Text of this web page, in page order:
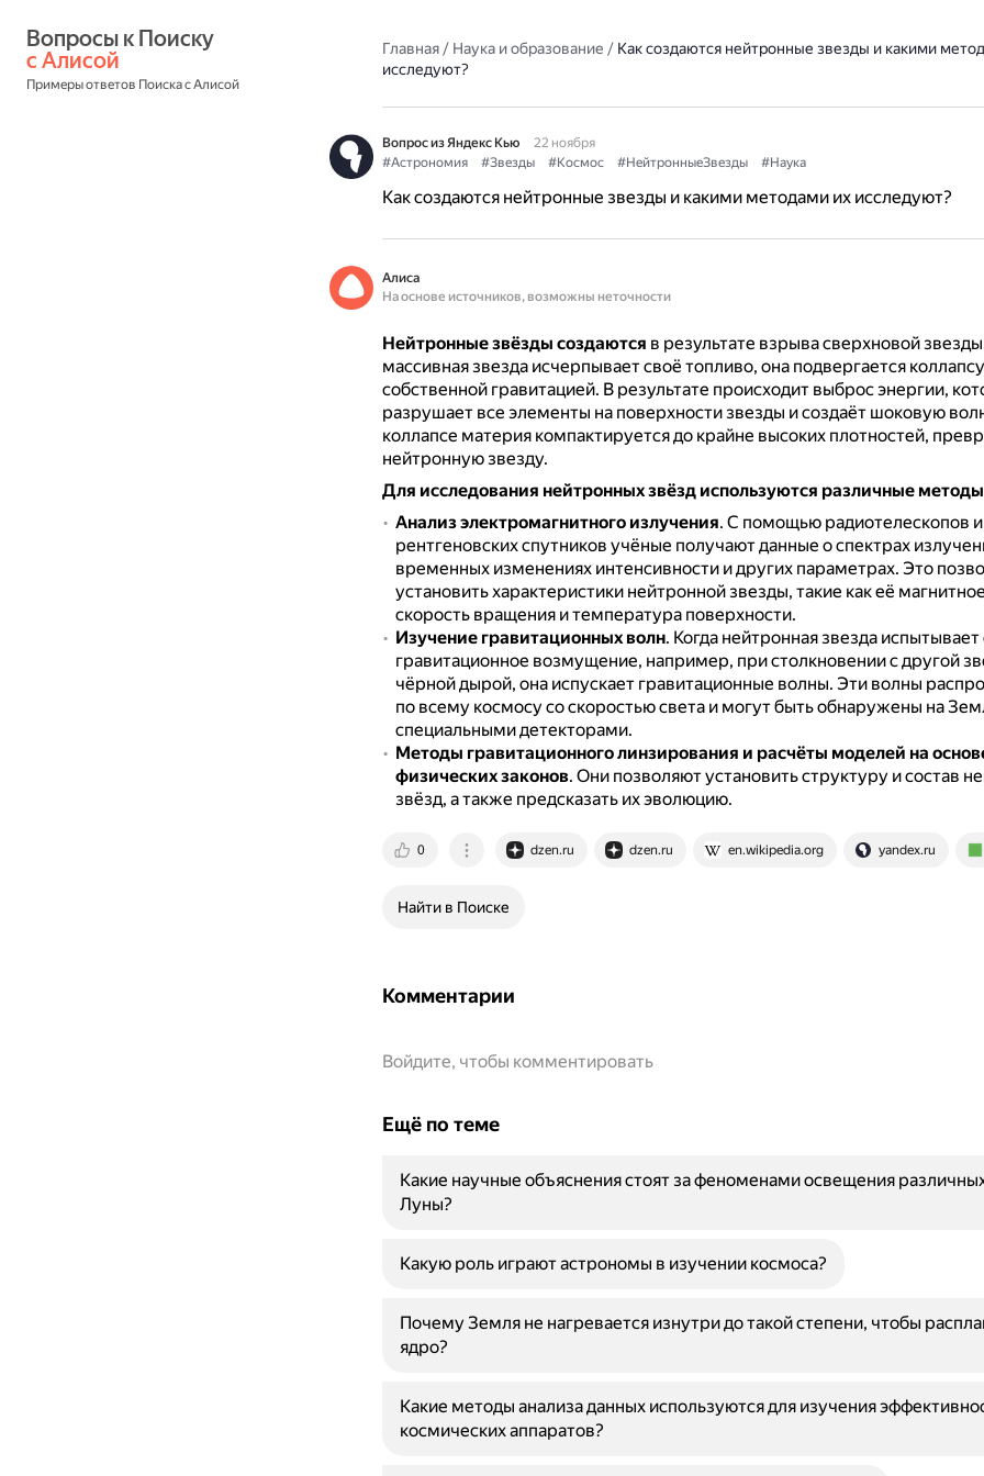
с Алисой
Примеры ответов Поиска с Алисой
Главная/ Наука и образование / Как создаются нейтронные звезды и какими
исследуют?
Вопрос из Яндекс Кью
22 ноября
#Астрономия
#Звезды #Космос #НейтронныеЗвезды #Наука
Как создаются нейтронные звезды и какими методами их исследуют?
Алиса
На основе источников, возможны неточности
Нейтронные звёзды создаются в результате взрыва сверхновой
массивная звезда исчерпывает своё топливо, она подвергается
собственной гравитацией. В результате происходит выброс энергии,
разрушает все элементы на поверхности звезды и создаёт шоковую
коллапсе материя компактируется до крайне высоких плотностей,
нейтронную звезду.
Для исследования нейтронных звёзд используются различные методы
Анализ электромагнитного излучения. С помощью радиотелескопов и
рентгеновских спутников учёные получают данные о спектрах
временных изменениях интенсивности и других параметрах. Это
установить характеристики нейтронной звезды, такие как её
скорость вращения и температура поверхности.
Изучение гравитационных волн. Когда нейтронная звезда испытывает
гравитационное возмущение, например, при столкновении с другой
чёрной дырой, она испускает гравитационные волны. Эти волны
по всему космосу со скоростью света и могут быть обнаружены на
специальными детекторами.
Методы гравитационного линзирования и расчёты моделей на
физических законов. Они позволяют установить структуру и состав
звёзд, а также предсказать их эволюцию.
0 dzen.ru dzen.ru en.wikipedia.org yandex.ru
Найти в Поиске
Комментарии
Войдите, чтобы комментировать
Ещё по теме
Какие научные объяснения стоят за феноменами освещения
Луны?
Какую роль играют астрономы в изучении космоса?
Почему Земля не нагревается изнутри до такой степени, чтобы
ядро?
Какие методы анализа данных используются для изучения
космических аппаратов?